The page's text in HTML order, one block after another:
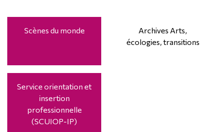
Scènes du monde
Archives Arts,
écologies, transitions
Service orientation et
insertion
professionnelle
(SCUIOP-IP)